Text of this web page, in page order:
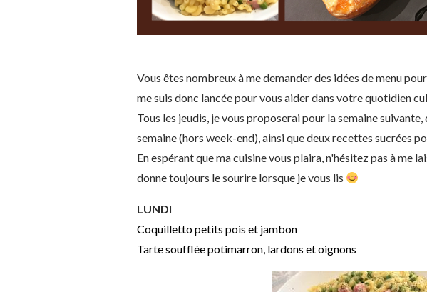
Vous êtes nombreux à me demander des idées de menu
me suis donc lancée pour vous aider dans votre quotidien
Tous les jeudis, je vous proposerai pour la semaine
semaine (hors week-end), ainsi que deux recettes sucrées
En espérant que ma cuisine vous plaira, n'hésitez pas à me
donne toujours le sourire lorsque je vous lis
LUNDI
Coquilletto petits pois et jambon
Tarte soufflée potimarron, lardons et oignons